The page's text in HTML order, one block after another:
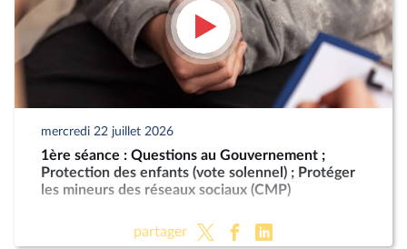
mercredi 22 juillet 2026
1ère séance : Questions au Gouvernement ;
Protection des enfants (vote solennel) ; Protéger
les mineurs des réseaux sociaux (CMP)
partager